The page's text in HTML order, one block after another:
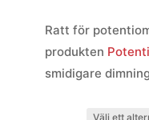
Ratt för
produkten
smidigare